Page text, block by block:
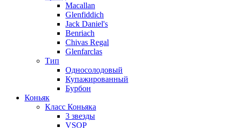
Macallan
Glenfiddich
Jack Daniel's
Benriach
Chivas Regal
Glenfarclas
Тип
Односолодовый
Купажированный
Бурбон
Коньяк
Класс Коньяка
3 звезды
VSOP